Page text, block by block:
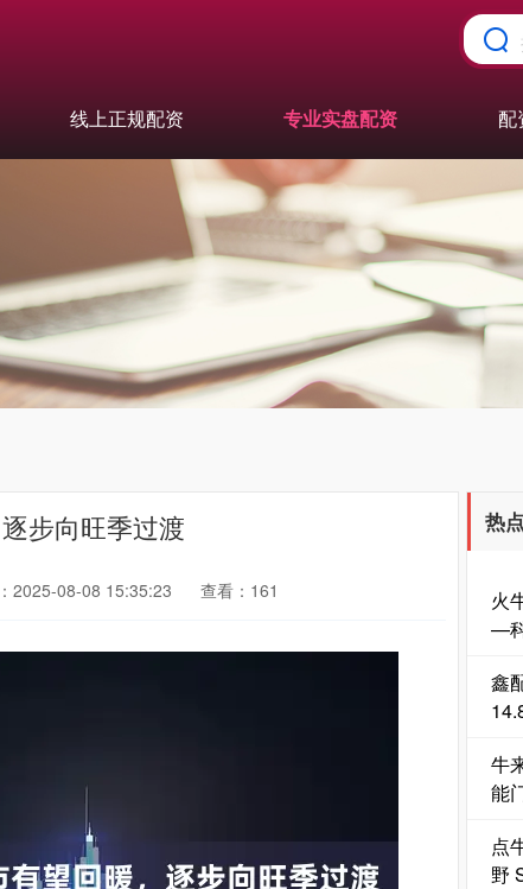
线上正规配资 专业实盘配资 配
步向旺季过渡
2025-08-08 15:35:23 查看：161
热
火
—
鑫
牛
能
点
野